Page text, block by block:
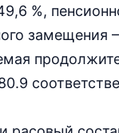
%,
замещения –